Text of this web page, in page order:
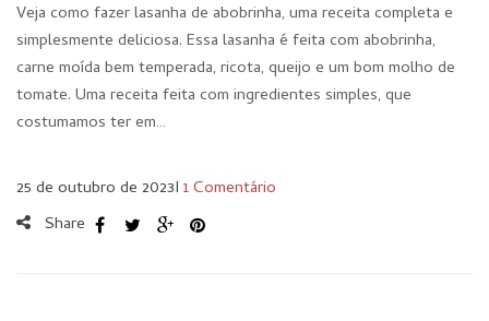
Veja como fazer lasanha de abobrinha, uma receita completa e
simplesmente deliciosa. Essa lasanha é feita com abobrinha,
carne moída bem temperada, ricota, queijo e um bom molho de
tomate. Uma receita feita com ingredientes simples, que
costumamos ter em…
25 de outubro de 2023I 1 Comentário
Share